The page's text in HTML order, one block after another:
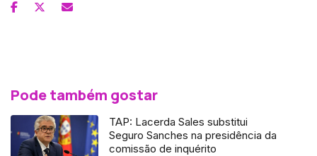
Pode também gostar
TAP: Lacerda Sales substitui
Seguro Sanches na presidência da
comissão de inquérito